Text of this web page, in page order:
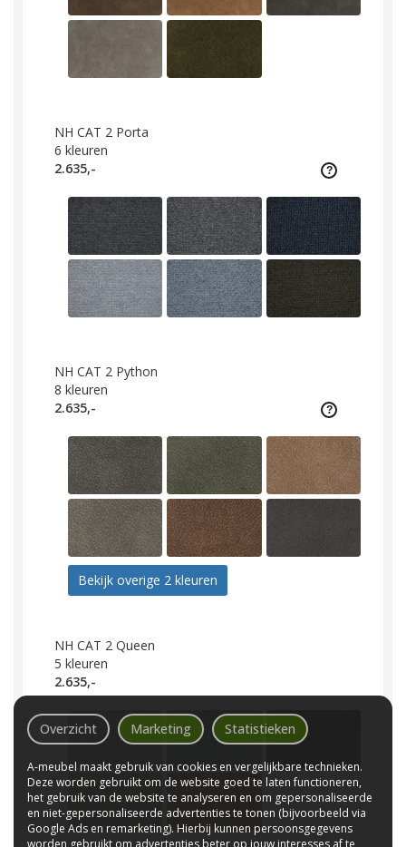
NH CAT 2 Porta
6 kleuren
2.635,-
NH CAT 2 Python
8 kleuren
2.635,-
Bekijk overige 2 kleuren
NH CAT 2 Queen
5 kleuren
2.635,-
Overzicht Marketing Statistieken
A-meubel maakt gebruik van cookies en vergelijkbare technieken.
Deze worden gebruikt om de website goed te laten functioneren,
het gebruik van de website te analyseren en om gepersonaliseerde
en niet-gepersonaliseerde advertenties te tonen (bijvoorbeeld via
Google Ads en remarketing). Hierbij kunnen persoonsgegevens
worden gebruikt om advertenties beter op jouw interesses af te